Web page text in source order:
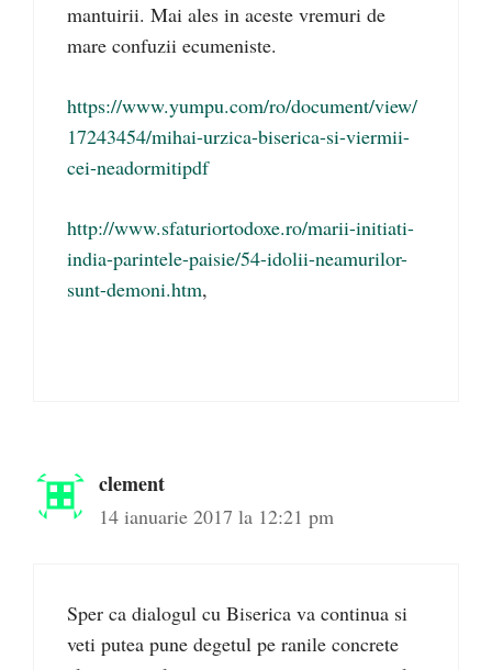
mantuirii. Mai ales in aceste vremuri de
mare confuzii ecumeniste.
https://www.yumpu.com/ro/document/view/
17243454/mihai-urzica-biserica-si-viermii-
cei-neadormitipdf
http://www.sfaturiortodoxe.ro/marii-initiati-
india-parintele-paisie/54-idolii-neamurilor-
sunt-demoni.htm,
clement
14 ianuarie 2017 la 12:21 pm
Sper ca dialogul cu Biserica va continua si
veti putea pune degetul pe ranile concrete